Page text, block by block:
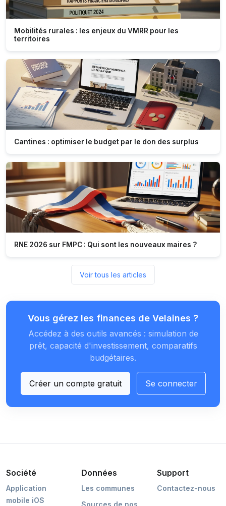
Mobilités rurales : les enjeux du VMRR pour les
territoires
Cantines : optimiser le budget par le don des surplus
RNE 2026 sur FMPC : Qui sont les nouveaux maires ?
Voir tous les articles
Vous gérez les finances de Velaines ?
Accédez à des outils avancés : simulation de
prêt, capacité d'investissement, comparatifs
budgétaires.
Créer un compte gratuit Se connecter
Société
Application
mobile iOS
Données
Les communes
Sources de nos
Support
Contactez-nous